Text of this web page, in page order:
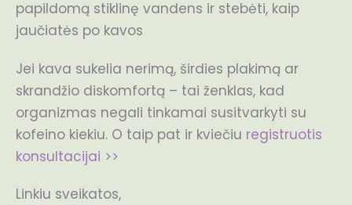
papildomą stiklinę vandens ir stebėti, kaip
jaučiatės po kavos
Jei kava sukelia nerimą, širdies plakimą ar
skrandžio diskomfortą – tai ženklas, kad
organizmas negali tinkamai susitvarkyti su
kofeino kiekiu. O taip pat ir kviečiu registruotis
konsultacijai >>
Linkiu sveikatos,